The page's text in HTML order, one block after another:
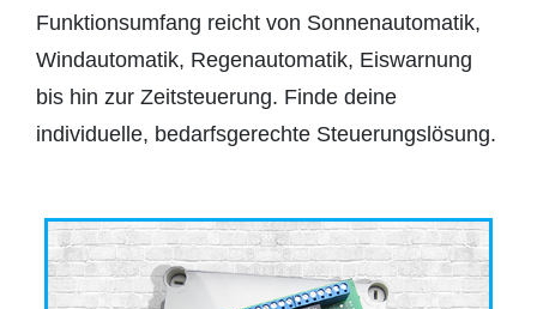
Funktionsumfang reicht von Sonnenautomatik,
Windautomatik, Regenautomatik, Eiswarnung
bis hin zur Zeitsteuerung. Finde deine
individuelle, bedarfsgerechte Steuerungslösung.